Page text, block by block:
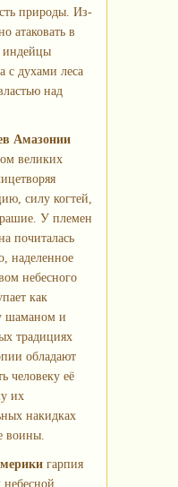
природы. Из-
атаковать в
индейцы
с духами леса
над
Амазонии
великих
силу когтей,
У племен
почиталась
наделенное
небесного
как
шаманом и
традициях
обладают
человеку её
их
накидках
воины.
гарпия
небесной